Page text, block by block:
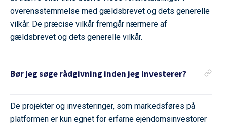
overensstemmelse med gældsbrevet og dets generelle
vilkår. De præcise vilkår fremgår nærmere af
gældsbrevet og dets generelle vilkår.
Bør jeg søge rådgivning inden jeg investerer?
De projekter og investeringer, som markedsføres på
platformen er kun egnet for erfarne ejendomsinvestorer